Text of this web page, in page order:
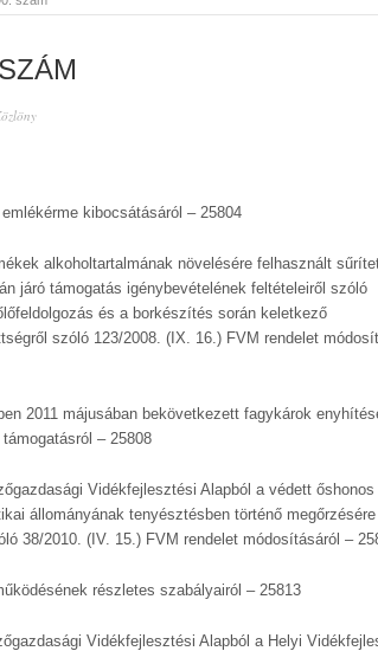
emlékérme kibocsátásáról – 25804
alkoholtartalmának növelésére felhasznált
járó támogatás igénybevételének feltételeiről szóló
és a borkészítés során keletkező
szóló 123/2008. (IX. 16.) FVM rendelet
2011 májusában bekövetkezett fagykárok
– 25808
Vidékfejlesztési Alapból a védett
állományának tenyésztésben történő megőrzésére
38/2010. (IV. 15.) FVM rendelet módosításáról –
részletes szabályairól – 25813
Vidékfejlesztési Alapból a Helyi